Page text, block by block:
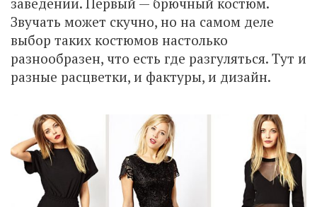
Звучать может скучно, но на самом деле
выбор таких костюмов настолько
разнообразен, что есть где разгуляться. Тут и
разные расцветки, и фактуры, и дизайн.